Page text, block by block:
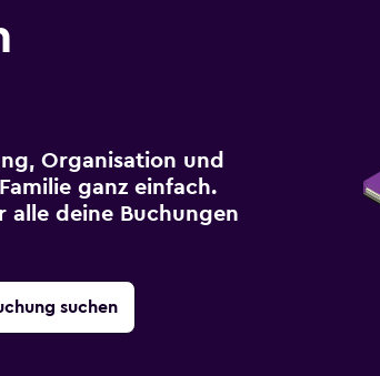
Organisation und
ganz einfach.
alle deine Buchungen
suchen